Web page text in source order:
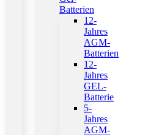
Batterien
12-
Jahres
AGM-
Batterien
12-
Jahres
GEL-
Batterie
5-
Jahres
AGM-